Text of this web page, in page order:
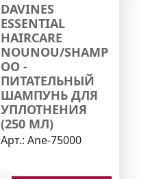
DAVINES
ESSENTIAL
HAIRCARE
NOUNOU/SHAMP
OO -
ПИТАТЕЛЬНЫЙ
ШАМПУНЬ ДЛЯ
УПЛОТНЕНИЯ
(250 МЛ)
Арт.: Ane-75000